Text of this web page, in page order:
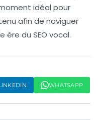
idéal pour
afin de naviguer
ère du SEO vocal.
WHATSAPP